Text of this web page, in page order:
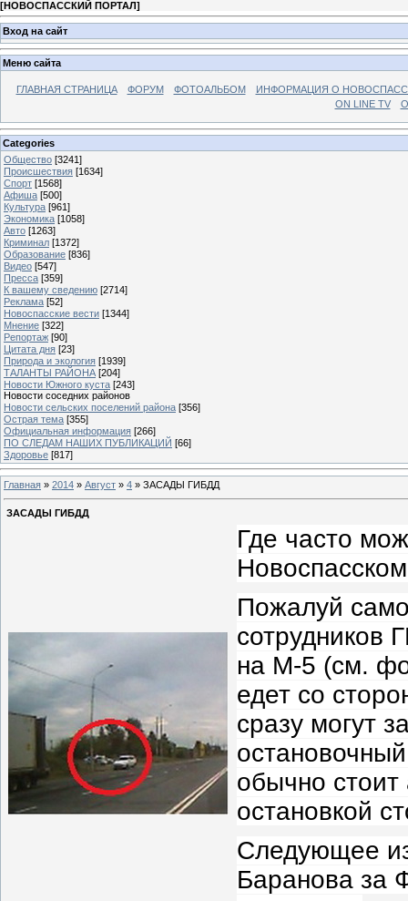
[НОВОСПАССКИЙ ПОРТАЛ]
Вход на сайт
Меню сайта
ГЛАВНАЯ СТРАНИЦА ФОРУМ ФОТОАЛЬБОМ
ИНФОРМАЦИЯ О
ON LINE TV
Categories
Общество [3241]
Происшествия [1634]
Спорт [1568]
Афиша [500]
Культура [961]
Экономика [1058]
Авто [1263]
Криминал [1372]
Образование [836]
Видео [547]
Пресса [359]
К вашему сведению [2714]
Реклама [52]
Новоспасские вести [1344]
Мнение [322]
Репортаж [90]
Цитата дня [23]
Природа и экология [1939]
ТАЛАНТЫ РАЙОНА [204]
Новости Южного куста [243]
Новости соседних районов
Новости сельских поселений района [356]
Острая тема [355]
Официальная информация [266]
ПО СЛЕДАМ НАШИХ ПУБЛИКАЦИЙ [66]
Здоровье [817]
Главная » 2014 » Август » 4 » ЗАСАДЫ ГИБДД
ЗАСАДЫ ГИБДД
Где часто
Пожалуй
на М-5 (см.
едет со
сразу могут
обычно
остановкой
Следующее
Баранова за